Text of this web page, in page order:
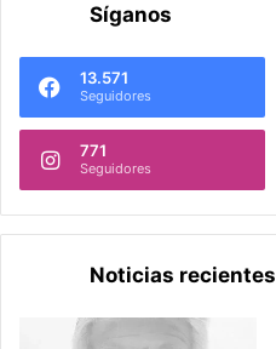
Síganos
13.571
Seguidores
771
Seguidores
Noticias recientes